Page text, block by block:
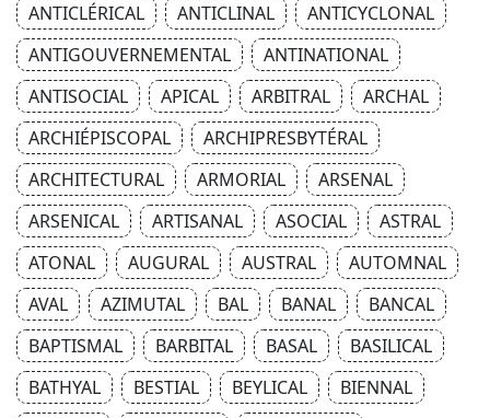
ANTICLÉRICAL
ANTICLINAL
ANTICYCLONAL
ANTIGOUVERNEMENTAL
ANTINATIONAL
ANTISOCIAL
APICAL ARBITRAL
ARCHAL
ARCHIÉPISCOPAL
ARCHIPRESBYTÉRAL
ARCHITECTURAL
ARMORIAL
ARSENAL
ARSENICAL
ARTISANAL ASOCIAL
ASTRAL
ATONAL
AUGURAL AUSTRAL
AUTOMNAL
AVAL
AZIMUTAL BAL BANAL
BANCAL
BAPTISMAL
BARBITAL BASAL
BASILICAL
BATHYAL
BESTIAL BEYLICAL
BIENNAL